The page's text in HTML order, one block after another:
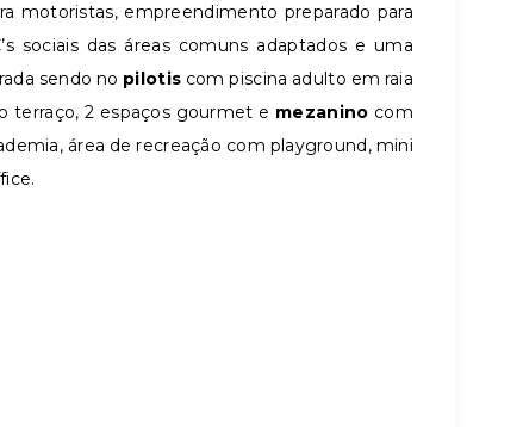
motoristas, empreendimento preparado para
sociais das áreas comuns adaptados e uma
sendo no pilotis com piscina adulto em raia
terraço, 2 espaços gourmet e mezanino com
área de recreação com playground, mini